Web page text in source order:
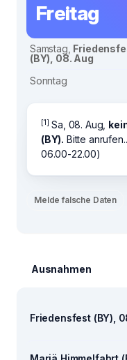
Freitag
Samstag,
(BY), 08. Aug
Sonntag
[1] Sa, 08. Aug,
(BY). Bitte
06.00-22.00)
Melde falsche Daten
Ausnahmen
Friedensfest (BY),